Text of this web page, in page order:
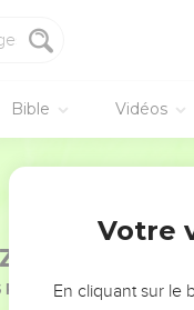
Bible Vidéos
POUVAIENT VOUS
Votre
En cliquant sur le